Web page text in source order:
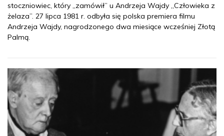
stoczniowiec, który „zamówił” u Andrzeja Wajdy „Człowieka z
żelaza”. 27 lipca 1981 r. odbyła się polska premiera filmu
Andrzeja Wajdy, nagrodzonego dwa miesiące wcześniej Złotą
Palmą.